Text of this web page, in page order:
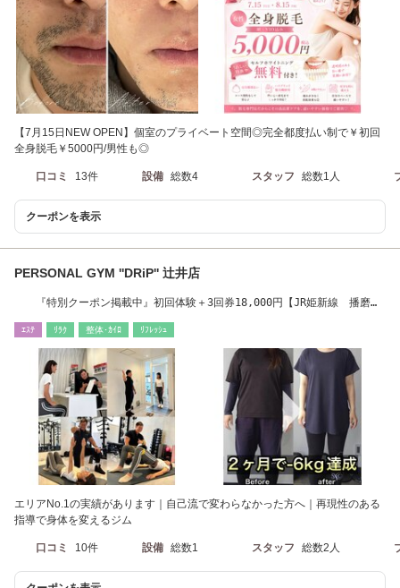
【7月15日NEW OPEN】個室のプライベート空間◎完全都度払い制で￥初回
全身脱毛￥5000円/男性も◎
口コミ 13件 設備 総数4 スタッフ 総数1人
クーポンを表示
PERSONAL GYM ''DRiP'' 辻井店
『特別クーポン掲載中』初回体験＋3回券18,000円【JR姫新線 播磨高
ｴｽﾃ ﾘﾗｸ 整体･ｶｲﾛ ﾘﾌﾚｯｼｭ
エリアNo.1の実績があります｜自己流で変わらなかった方へ｜再現性のある
指導で身体を変えるジム
口コミ 10件 設備 総数1 スタッフ 総数2人